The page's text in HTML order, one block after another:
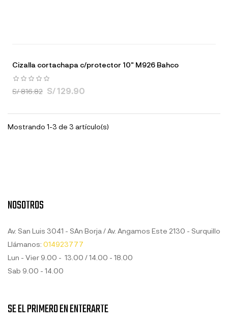
Cizalla cortachapa c/protector 10" M926 Bahco
S/ 816.82 S/ 129.90
Mostrando 1-3 de 3 artículo(s)
NOSOTROS
Av. San Luis 3041 - SAn Borja / Av. Angamos Este 2130 - Surquillo
Llámanos: 014923777
Lun - Vier 9.00 - 13.00 / 14.00 - 18.00
Sab 9.00 - 14.00
SE EL PRIMERO EN ENTERARTE